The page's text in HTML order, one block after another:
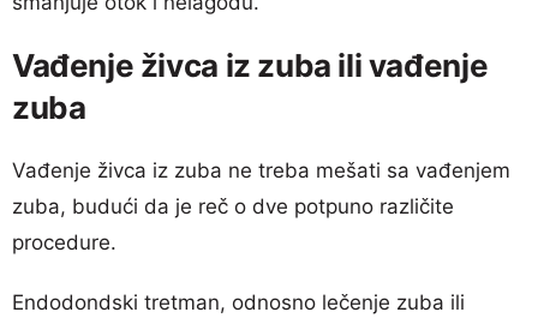
Vađenje živca iz zuba ili vađenje
zuba
Vađenje živca iz zuba ne treba mešati sa vađenjem
zuba, budući da je reč o dve potpuno različite
procedure.
Endodondski tretman, odnosno lečenje zuba ili